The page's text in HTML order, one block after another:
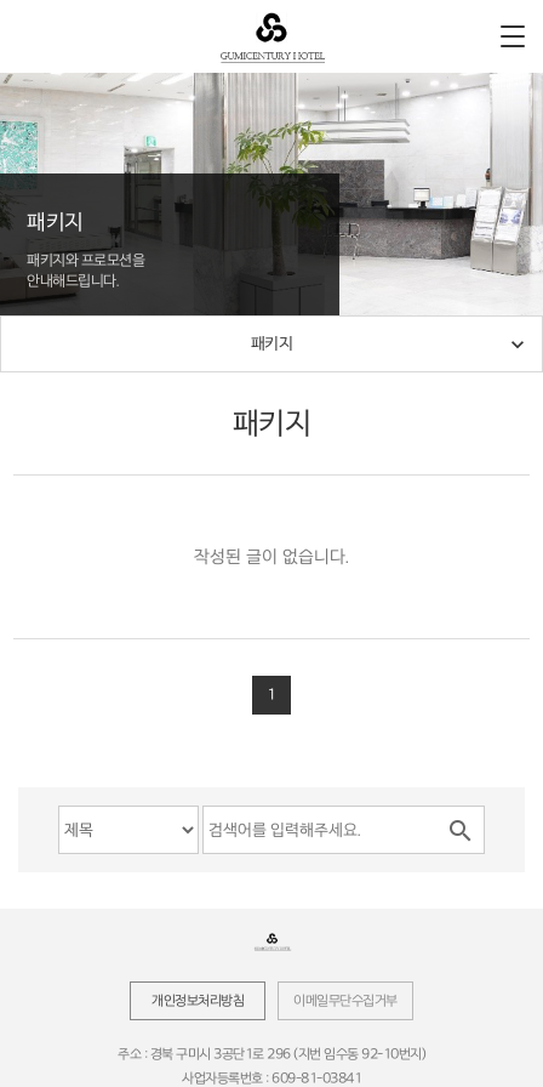
패키지
패키지와 프로모션을
안내해드립니다.
패키지 
패키지
작성된 글이 없습니다.
1

개인정보처리방침 이메일무단수집거부
주소 : 경북 구미시 3공단1로 296 (지번 임수동 92-10번지)
사업자등록번호 : 609-81-03841